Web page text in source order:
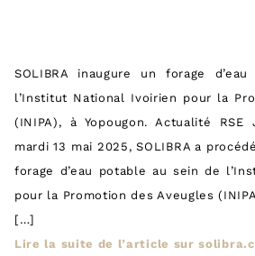
SOLIBRA inaugure un forage
l’Institut National Ivoirien pour la
(INIPA), à Yopougon. Actualité
mardi 13 mai 2025, SOLIBRA a
forage d’eau potable au sein de
pour la Promotion des Aveugles
[…]
Lire la suite de l’article sur